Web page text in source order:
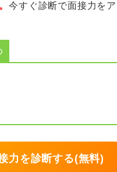
今すぐ診断で面接力を
力を診断する(無料)